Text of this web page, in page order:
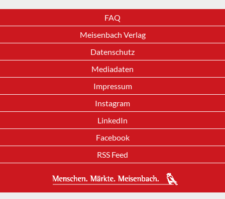
FAQ
Meisenbach Verlag
Datenschutz
Mediadaten
Impressum
Instagram
LinkedIn
Facebook
RSS Feed